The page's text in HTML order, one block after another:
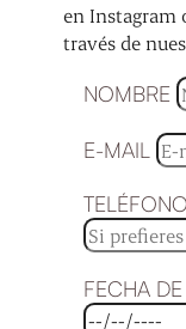
en Instagram
través de
NOMBRE
E-MAIL
TELÉFONO
FECHA